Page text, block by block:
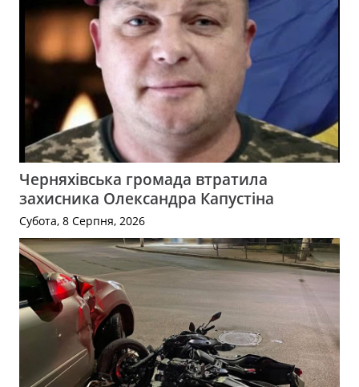
Черняхівська громада втратила
захисника Олександра Капустіна
Субота, 8 Серпня, 2026